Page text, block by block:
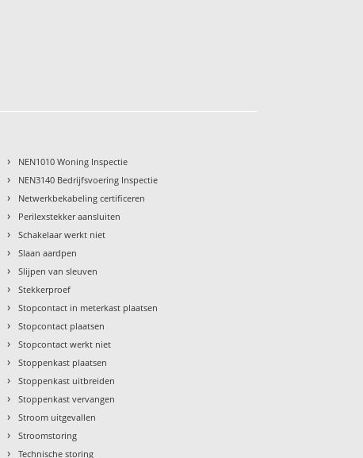
› NEN1010 Woning Inspectie
› NEN3140 Bedrijfsvoering Inspectie
› Netwerkbekabeling certificeren
› Perilexstekker aansluiten
› Schakelaar werkt niet
› Slaan aardpen
› Slijpen van sleuven
› Stekkerproef
› Stopcontact in meterkast plaatsen
› Stopcontact plaatsen
› Stopcontact werkt niet
› Stoppenkast plaatsen
› Stoppenkast uitbreiden
› Stoppenkast vervangen
› Stroom uitgevallen
› Stroomstoring
› Technische storing